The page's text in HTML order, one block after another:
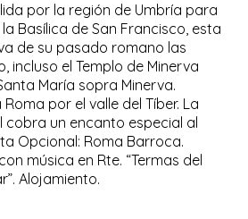
por la región de Umbría para
Basílica de San Francisco, esta
de su pasado romano las
incluso el Templo de Minerva
María sopra Minerva.
por el valle del Tíber. La
cobra un encanto especial al
Opcional: Roma Barroca.
música en Rte. “Termas del
Alojamiento.